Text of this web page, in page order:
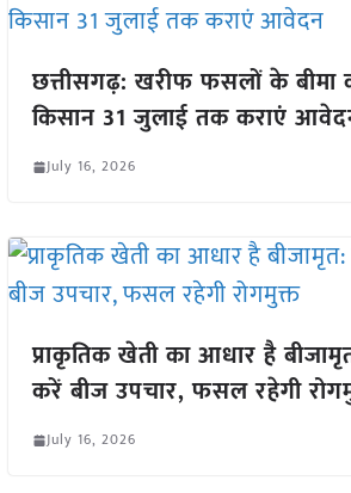
छत्तीसगढ़: खरीफ फसलों के
किसान 31 जुलाई तक कराएं
July 16, 2026
प्राकृतिक खेती का आधार है
करें बीज उपचार, फसल रहेगी
July 16, 2026